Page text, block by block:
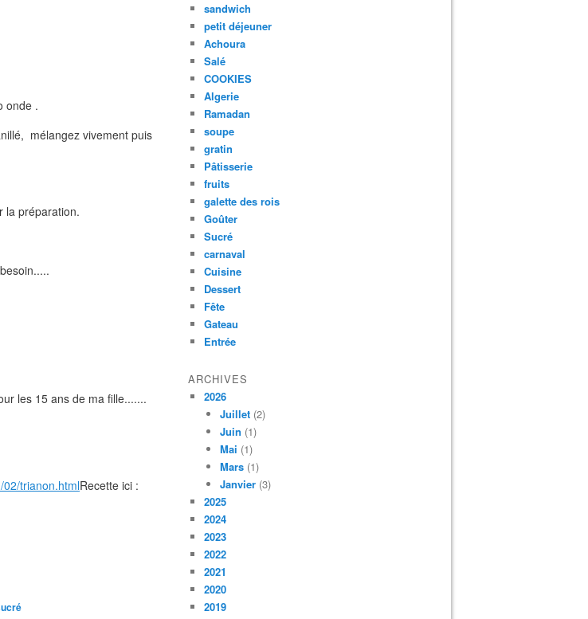
onde .
mélangez vivement puis
la préparation.
les 15 ans de ma fille.......
02/trianon.htmlRecette ici :
sandwich
petit déjeuner
Achoura
Salé
COOKIES
Algerie
Ramadan
soupe
gratin
Pâtisserie
fruits
galette des rois
Goûter
Sucré
carnaval
Cuisine
Dessert
Fête
Gateau
Entrée
ARCHIVES
2026
Juillet (2)
Juin (1)
Mai (1)
Mars (1)
Janvier (3)
2025
2024
2023
2022
2021
2020
2019